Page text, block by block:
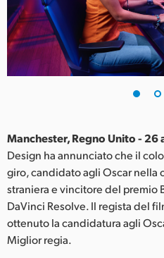
Denmark
Finland
France
India
Italia
Japan
Korea
Manchester, Regno Unito - 26
Design ha annunciato che il
giro, candidato agli Oscar nella
straniera e vincitore del premio
DaVinci Resolve. Il regista del
ottenuto la candidatura agli
Miglior regia.